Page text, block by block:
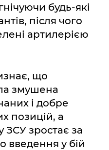
будь-які
після чого
артилерією
що
змушена
і добре
позицій, а
зростає за
введення у бій